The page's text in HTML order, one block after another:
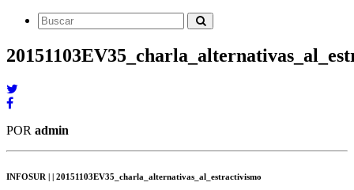
POR admin
INFOSUR | | 20151103EV35_charla_alternativas_al_estractivismo